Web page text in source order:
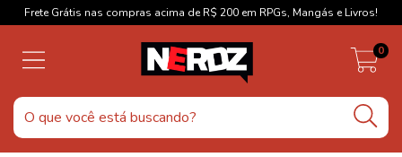
Frete Grátis nas compras acima de R$ 200 em RPGs, Mangás e Livros!
0